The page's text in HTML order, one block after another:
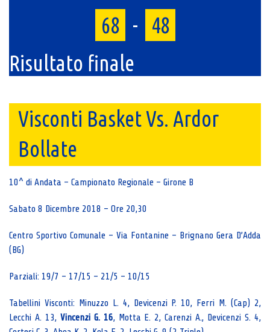
68 -
48
Risultato finale
Visconti Basket Vs. Ardor
Bollate
10^ di Andata – Campionato Regionale – Girone B
Sabato 8 Dicembre 2018 – Ore 20,30
Centro Sportivo Comunale – Via Fontanine – Brignano Gera D’Adda
(BG)
Parziali: 19/7 – 17/15 – 21/5 – 10/15
Tabellini Visconti: Minuzzo L. 4, Devicenzi P. 10, Ferri M. (Cap) 2,
Lecchi A. 13, Vincenzi G. 16, Motta E. 2, Carenzi A., Devicenzi S. 4,